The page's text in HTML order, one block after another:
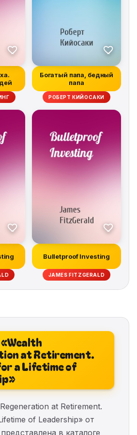
Богатый папа, бедный
папа
РОБЕРТ КИЙОСАКИ
Bulletproof Investing
JAMES FITZGERALD
«Wealth
at Retirement.
a Lifetime of
at Retirement.
of Leadership» от
представлена в каталоге